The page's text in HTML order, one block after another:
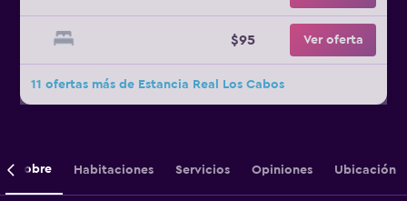
$95 Ver oferta
11 ofertas más de Estancia Real Los Cabos
Sobre Habitaciones Servicios Opiniones Ubicación